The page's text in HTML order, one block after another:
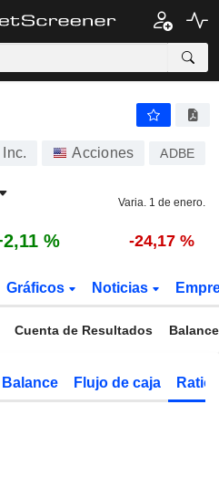
Acciones ADBE
Varia. 1 de enero.
% -24,17 %
Gráficos Noticias
Cuenta de Resultados Balance
Balance Flujo de caja